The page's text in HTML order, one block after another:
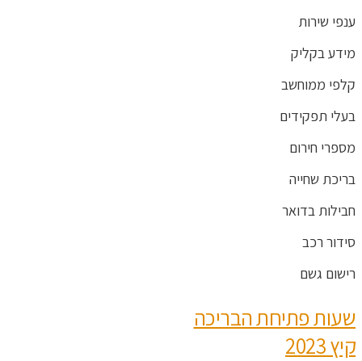
ענפי שירות
מידע בקליק
קלפי ממוחשב
בעלי תפקידים
מספרי חירום
בריכת שחייה
חבילות בדואר
סידור רכב
רישום גשם
שעות פתיחת הבריכה
קיץ 2023